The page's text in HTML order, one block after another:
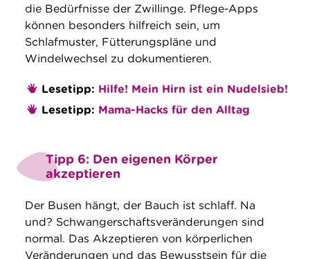
die Bedürfnisse der Zwillinge. Pflege-Apps
können besonders hilfreich sein, um
Schlafmuster, Fütterungspläne und
Windelwechsel zu dokumentieren.
Lesetipp: Hilfe! Mein Hirn ist ein Nudelsieb!
Lesetipp: Mama-Hacks für den Alltag
Tipp 6: Den eigenen Körper
akzeptieren
Der Busen hängt, der Bauch ist schlaff. Na
und? Schwangerschaftsveränderungen sind
normal. Das Akzeptieren von körperlichen
Veränderungen und das Bewusstsein für die